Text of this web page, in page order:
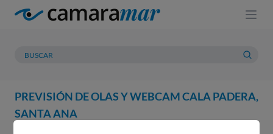
PREVISIÓN DE OLAS Y WEBCAM CALA PADERA,
SANTA ANA